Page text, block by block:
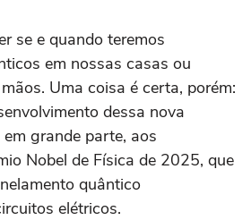
se e quando teremos
em nossas casas ou
Uma coisa é certa, porém:
dessa nova
grande parte, aos
Nobel de Física de 2025, que
quântico
elétricos.